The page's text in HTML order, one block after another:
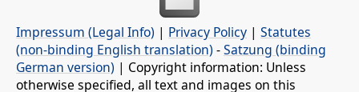
Impressum (Legal Info) | Privacy Policy | Statutes
(non-binding English translation) -Satzung (binding
German version) | Copyright information: Unless
otherwise specified, all text and images on this